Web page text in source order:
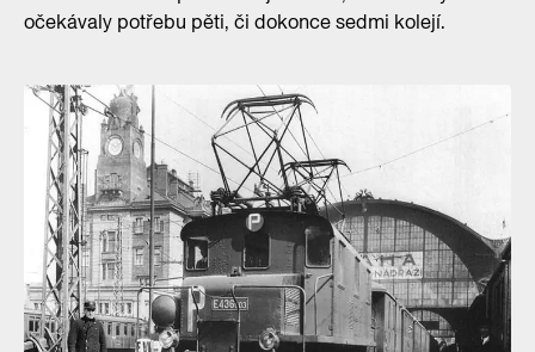
očekávaly potřebu pěti, či dokonce sedmi kolejí.